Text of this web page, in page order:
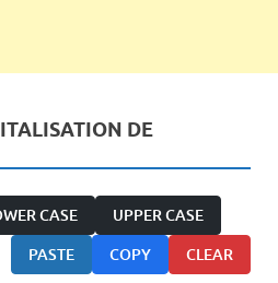
DE
CASE UPPER CASE
PASTE COPY CLEAR